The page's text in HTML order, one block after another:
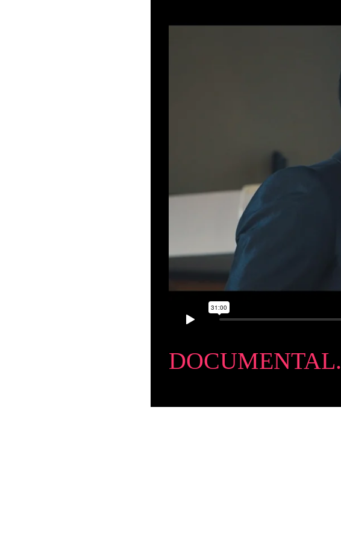
DOCUMENTAL.